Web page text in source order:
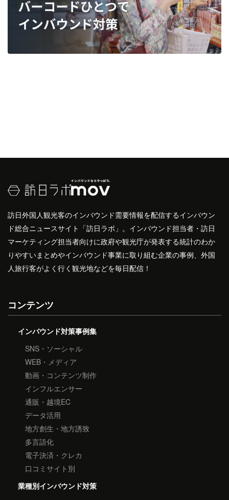
訪日外国人観光客のインバウンド需要情報を配信するインバウン
ド総合ニュースサイト「訪日ラボ」。インバウンド担当者・訪日
マーケティング担当者向けに政府や観光庁が発表する統計のわか
りやすいまとめやインバウンド事業に取り組む企業の事例、外国
人旅行客がよく行く観光地などを毎日配信！
コンテンツ
インバウンド対策事例集
SNS・ソーシャル
WEB・メディア
動画・コンテンツ制作
インフルエンサー
通販・越境EC
データ活用
地方創生・地方誘致
多言語化
電子決済・クレカ
口コミサイト別
業種別インバウンド対策